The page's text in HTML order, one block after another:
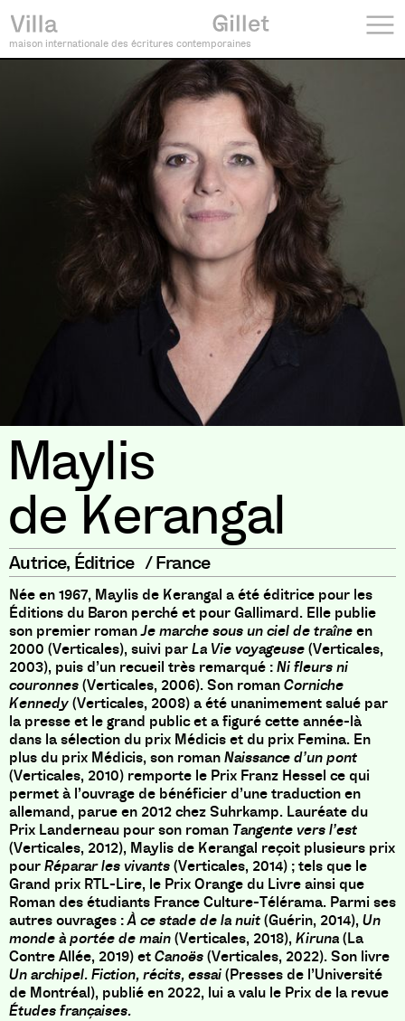
maison internationale des écritures contemporaines
Maylis
de Kerangal
Autrice, Éditrice /France
Née en 1967, Maylis de Kerangal a été éditrice pour les
Éditions du Baron perché et pour Gallimard. Elle publie
son premier romanJe marchesous un ciel de traîneen
2000 (Verticales), suivi parLa Vie voyageuse(Verticales,
2003), puis d’un recueil très remarqué :Ni fleurs ni
couronnes(Verticales, 2006). Son romanCorniche
Kennedy(Verticales, 2008) a été unanimement salué par
la presse et le grand public et a figuré cette année-là
dans la sélection du prix Médicis et du prix Femina. En
plus du prix Médicis, son romanNaissance d’un pont
(Verticales, 2010) remporte le Prix Franz Hessel ce qui
permet à l’ouvrage de bénéficier d’une traduction en
allemand, parue en 2012 chez Suhrkamp. Lauréate du
Prix Landerneau pour son roman Tangente vers l’est
(Verticales, 2012), Maylis de Kerangal reçoit plusieurs prix
pourRéparar les vivants(Verticales, 2014) ; tels que le
Grand prix RTL-Lire, le Prix Orange du Livre ainsi que
Roman des étudiants France Culture-Télérama. Parmi ses
autres ouvrages :À ce stade de la nuit(Guérin, 2014),Un
monde à portée de main(Verticales, 2018),Kiruna(La
Contre Allée, 2019) etCanoës(Verticales, 2022). Son livre
Un archipel. Fiction, récits, essai(Presses de l’Université
de Montréal), publié en 2022, lui a valu le Prix de la revue
Études françaises.